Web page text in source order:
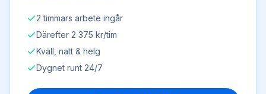
2 timmars arbete ingår
Därefter 2 375 kr/tim
Kväll, natt & helg
Dygnet runt 24/7